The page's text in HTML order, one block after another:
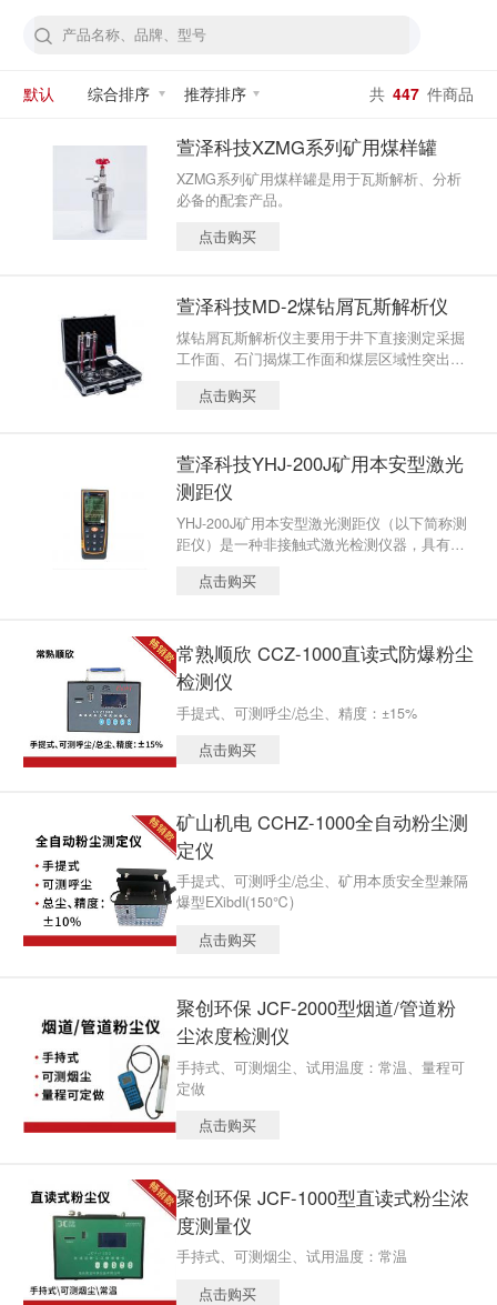
默认 综合排序 推荐排序 共 447 件商品
萱泽科技XZMG系列矿用煤样罐
XZMG系列矿用煤样罐是用于瓦斯解析、分析
必备的配套产品。
点击购买
萱泽科技MD-2煤钻屑瓦斯解析仪
煤钻屑瓦斯解析仪主要用于井下直接测定采掘
工作面、石门揭煤工作面和煤层区域性突出危
点击购买
萱泽科技YHJ-200J矿用本安型激光
测距仪
YHJ-200J矿用本安型激光测距仪（以下简称测
距仪）是一种非接触式激光检测仪器，具有自
量、面积测量、体积测量、三角形勾股定理间
点击购买
常熟顺欣 CCZ-1000直读式防爆粉尘
检测仪
手提式、可测呼尘/总尘、精度：±15%
点击购买
矿山机电 CCHZ-1000全自动粉尘测
定仪
手提式、可测呼尘/总尘、矿用本质安全型兼隔
爆型EXibdI(150℃)
点击购买
聚创环保 JCF-2000型烟道/管道粉
尘浓度检测仪
手持式、可测烟尘、试用温度：常温、量程可
定做
点击购买
聚创环保 JCF-1000型直读式粉尘浓
度测量仪
手持式、可测烟尘、试用温度：常温
点击购买